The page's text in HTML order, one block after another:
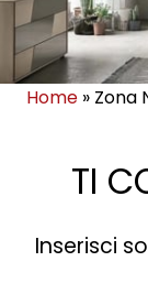
TI
Inserisci
Home » Zona